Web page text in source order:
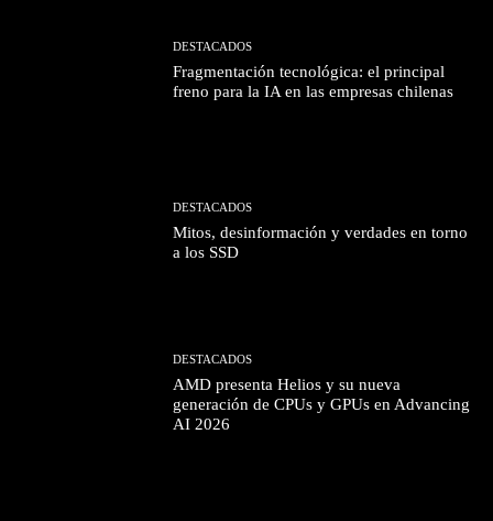
DESTACADOS
Fragmentación tecnológica: el principal
freno para la IA en las empresas chilenas
DESTACADOS
Mitos, desinformación y verdades en torno
a los SSD
DESTACADOS
AMD presenta Helios y su nueva
generación de CPUs y GPUs en Advancing
AI 2026